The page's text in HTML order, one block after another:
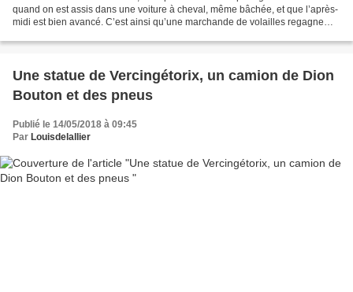
quand on est assis dans une voiture à cheval, même bâchée, et que l’après-
midi est bien avancé. C’est ainsi qu’une marchande de volailles regagne
Une statue de Vercingétorix, un camion de Dion
Bouton et des pneus
Publié le 14/05/2018 à 09:45
Par Louisdelallier